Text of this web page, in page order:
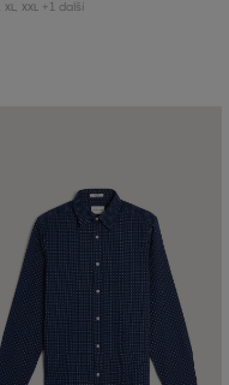
XL XXL +1 další